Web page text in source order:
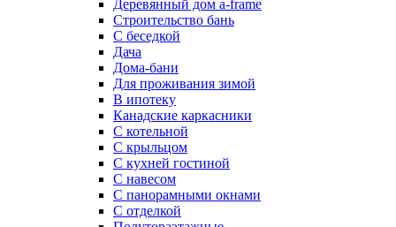
Деревянный дом a-frame
Строительство бань
С беседкой
Дача
Дома-бани
Для проживания зимой
В ипотеку
Канадские каркасники
С котельной
С крыльцом
С кухней гостиной
С навесом
С панорамными окнами
С отделкой